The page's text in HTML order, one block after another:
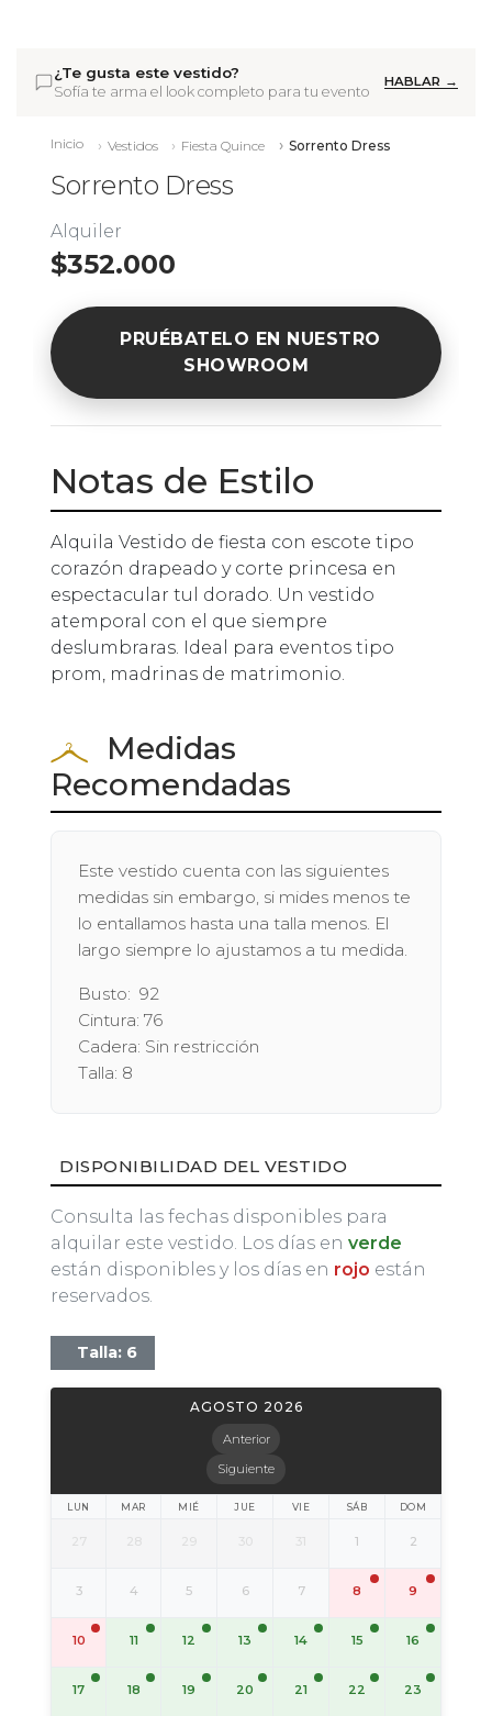
¿Te gusta este vestido?
Sofía te arma el look completo para tu evento
HABLAR →
Inicio Vestidos Fiesta Quince Sorrento Dress
Sorrento Dress
Alquiler
$352.000
PRUÉBATELO EN NUESTRO
SHOWROOM
Notas de Estilo
Alquila Vestido de fiesta con escote tipo
corazón drapeado y corte princesa en
espectacular tul dorado. Un vestido
atemporal con el que siempre
deslumbraras. Ideal para eventos tipo
prom, madrinas de matrimonio.
Medidas
Recomendadas
Este vestido cuenta con las siguientes
medidas sin embargo, si mides menos te
lo entallamos hasta una talla menos. El
largo siempre lo ajustamos a tu medida.
Busto: 92
Cintura: 76
Cadera: Sin restricción
Talla: 8
DISPONIBILIDAD DEL VESTIDO
Consulta las fechas disponibles para
alquilar este vestido. Los días en verde
están disponibles y los días en rojo están
reservados.
Talla: 6
Anterior
AGOSTO 2026
Siguiente
LUN MAR MIÉ JUE VIE SÁB DOM
27 28 29 30 31 1 2
3 4 5 6 7 8 9
10 11 12 13 14 15 16
17 18 19 20 21 22 23